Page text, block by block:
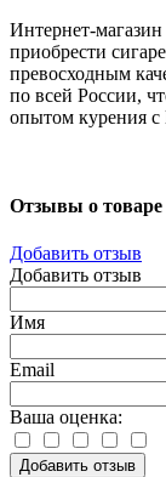
Интернет-
приобрести
превосходным
по всей России,
опытом курения
Отзывы о товаре
Добавить отзыв
Добавить отзыв
Имя
Email
Ваша оценка:
Добавить отзыв